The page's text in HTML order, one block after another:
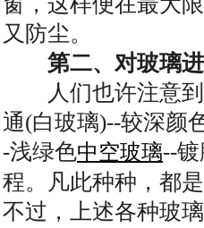
又防尘。
第二、对玻璃
人们也许注意到
通(白玻璃)--较深颜
-浅绿色中空玻璃--
程。凡此种种，都
不过，上述各种玻